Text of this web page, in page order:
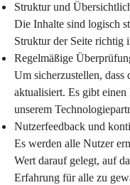
Struktur und
Die Inhalte sind logisch
Struktur der Seite richtig
Regelmäßige
Um sicherzustellen,
aktualisiert. Es gibt
unserem
Nutzerfeedback und
Es werden alle Nutzer
Wert darauf gelegt, auf
Erfahrung für alle zu